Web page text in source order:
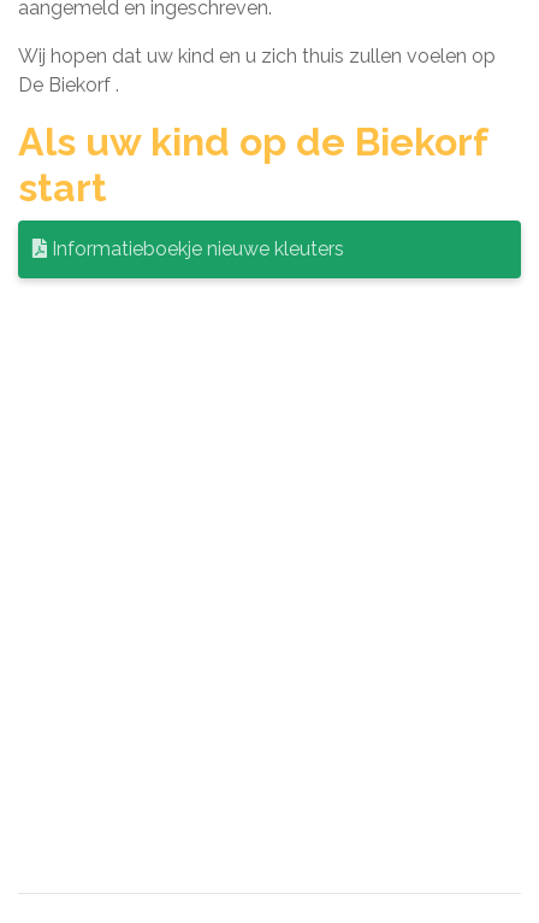
aangemeld en ingeschreven.
Wij hopen dat uw kind en u zich thuis zullen voelen op
De Biekorf .
Als uw kind op de Biekorf
start
Informatieboekje nieuwe kleuters